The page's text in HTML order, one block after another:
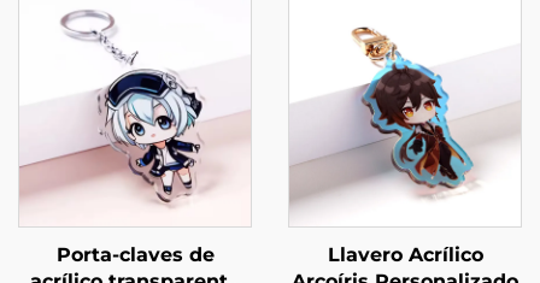
Porta-claves de
Llavero Acrílico